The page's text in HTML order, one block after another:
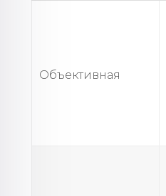
Объективная